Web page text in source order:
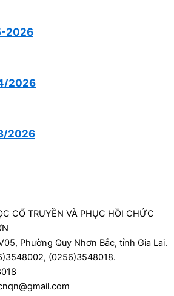
2026
2026
2026
CỔ TRUYỀN VÀ PHỤC HỒI CHỨC
Phường Quy Nhơn Bắc, tỉnh Gia Lai.
(0256)3548018.